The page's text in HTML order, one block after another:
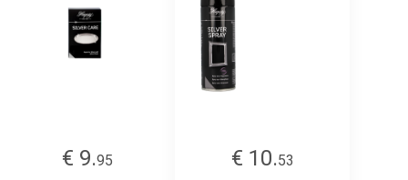
€ 9.95
€ 10.53